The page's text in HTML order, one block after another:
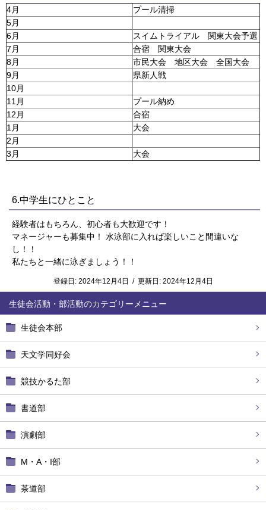
生徒会活動・部活動
生徒会本部
天文学同好会
競技かるた部
書道部
演劇部
M・A・I部
茶道部
4月
プール清掃
5月
6月
スイムトライアル 関東大会予選
7月
合宿 関東大会
8月
市民大会 地区大会 全国大会
9月
県新人戦
10月
11月
プール納め
12月
合宿
1月
大会
2月
3月
大会
6.中学生にひとこと
経験者はもちろん、初心者も大歓迎です！
マネージャーも募集中！ 水泳部に入れば楽しいこと間違いな
し！！
私たちと一緒に泳ぎましょう！！
登録日: 2024年12月4日 / 更新日: 2024年12月4日